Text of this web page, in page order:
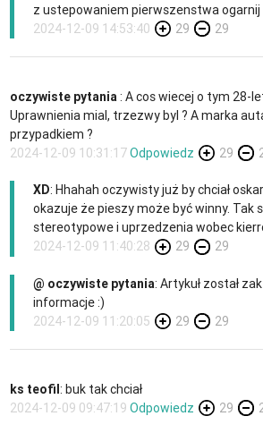
z ustepowaniem pierwszenstwa ogarnij
2024-12-09 14:53:40
29 29
oczywiste pytania: A cos wiecej o tym 28-
Uprawnienia mial, trzezwy byl ? A marka
przypadkiem ?
2024-12-09 10:31:17Odpowiedz 29
XD: Hhahah oczywisty już by chciał
okazuje że pieszy może być winny. Tak
stereotypowe i uprzedzenia wobec
2024-12-09 11:40:28
29 29
@ oczywiste pytania: Artykuł został
informacje :)
2024-12-09 11:20:05
29 29
ks teofil: buk tak chciał
2024-12-09 09:47:19 Odpowiedz 29